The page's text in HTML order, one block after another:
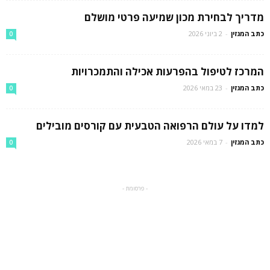
מדריך לבחירת מכון שמיעה פרטי מושלם
כתב המגזין - 2 ביוני 2026 0
המרכז לטיפול בהפרעות אכילה והתמכרויות
כתב המגזין - 23 במאי 2026 0
למדו על עולם הרפואה הטבעית עם קורסים מובילים
כתב המגזין - 7 במאי 2026 0
- פרסומת -